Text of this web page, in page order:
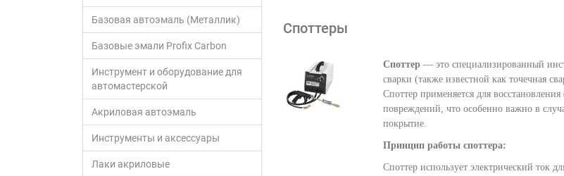
Базовая автоэмаль (Металлик)
Базовые эмали Profix Carbon
Инструмент и оборудование для
автомастерской
Акриловая автоэмаль
Инструменты и аксессуары
Лаки акриловые
Споттеры
Споттер — это специализированный
сварки (также известной как точечная
Споттер применяется для
повреждений, что особенно важно в
покрытие.
Принцип работы споттера:
Споттер использует электрический ток